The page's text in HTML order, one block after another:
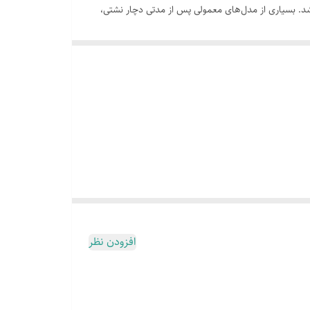
بسیاری از مدل‌های معمولی پس از مدتی دچار نشتی،
افزودن نظر